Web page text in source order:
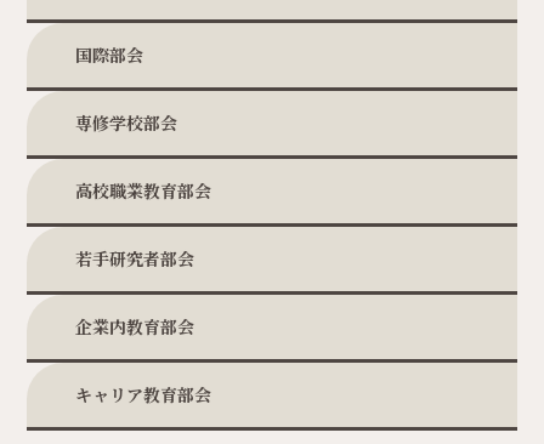
国際部会
専修学校部会
高校職業教育部会
若手研究者部会
企業内教育部会
キャリア教育部会